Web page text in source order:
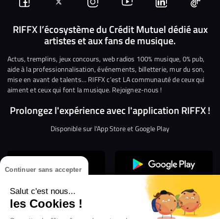
Continuer sans accepter
Salut c'est nous...
les Cookies !
Suivez-
nous
Facebook
Suivez-
nous
sur
Twitter
Nous
rejoindre
sur
Instagram
Nous
rejoindre
sur
YouTube
Nous
rejoindre
sur
Linkedin
Nous
RIFFX l’écosystème du Crédit Mutuel dédié aux
artistes et aux fans de musique.
Actus, tremplins, jeux concours, web radios 100% musique, 0% pub,
aide à la professionnalisation, événements, billetterie, mur du son,
mise en avant de talents… RIFFX c’est LA communauté de ceux qui
aiment et ceux qui font la musique. Rejoignez-nous !
Prolongez l'expérience avec l'application RIFFX !
Disponible sur l'App Store et Google Play